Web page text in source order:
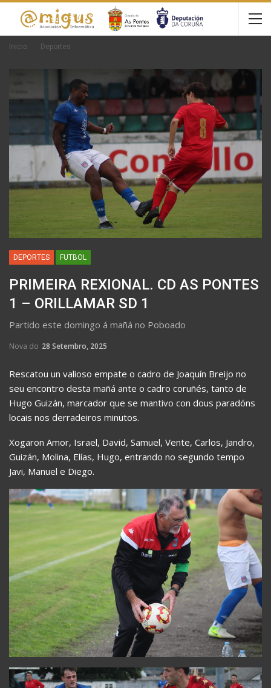
Inicio Deportes
DEPORTES FUTBOL
PRIMEIRA REXIONAL. CD AS PONTES
1 – ORILLAMAR SD 1
Partido este domingo á mañá no Poboado
Nova do 28 Setembro, 2025
Rescatou un valioso empate o cadro de Joaquín Breijo no
seu encontro desta mañá ante o cadro coruñés, tanto de
Hugo Guizán, marcador que se mantivo con dous paradóns
locais nos derradeiros minutos.
Xogaron Amor, Israel, David, Samuel, Vente, Carlos, Jandro,
Guizán, Molina, Elías, Hugo, entrando no segundo tempo
Javi, Manuel e Diego.